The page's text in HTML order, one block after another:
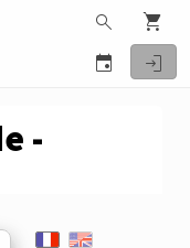
search
shopping_cart
event
login
-